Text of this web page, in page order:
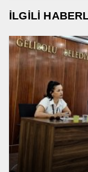
İLGİLİ